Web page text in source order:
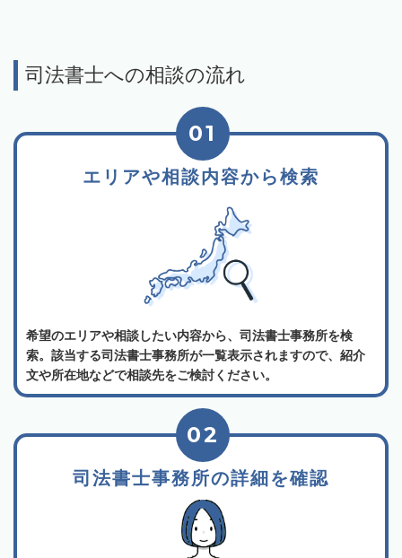
司法書士への相談の流れ
エリアや相談内容から検索
01
希望のエリアや相談したい内容から、司法書士事務所を検
索。該当する司法書士事務所が一覧表示されますので、紹介
文や所在地などで相談先をご検討ください。
司法書士事務所の詳細を確認
02